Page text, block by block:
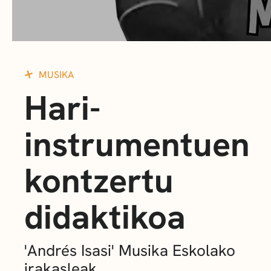
MUSIKA
Hari-
instrumentuen
kontzertu
didaktikoa
'Andrés Isasi' Musika Eskolako